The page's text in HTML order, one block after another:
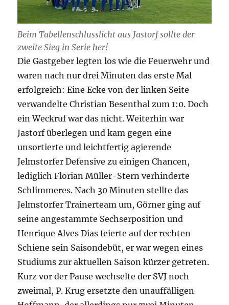
Beim Tabellenschlusslicht aus Jastorf sollte der
zweite Sieg in Serie her!
Die Gastgeber legten los wie die Feuerwehr und
waren nach nur drei Minuten das erste Mal
erfolgreich: Eine Ecke von der linken Seite
verwandelte Christian Besenthal zum 1:0. Doch
ein Weckruf war das nicht. Weiterhin war
Jastorf überlegen und kam gegen eine
unsortierte und leichtfertig agierende
Jelmstorfer Defensive zu einigen Chancen,
lediglich Florian Müller-Stern verhinderte
Schlimmeres. Nach 30 Minuten stellte das
Jelmstorfer Trainerteam um, Görner ging auf
seine angestammte Sechserposition und
Henrique Alves Dias feierte auf der rechten
Schiene sein Saisondebüt, er war wegen eines
Studiums zur aktuellen Saison kürzer getreten.
Kurz vor der Pause wechselte der SVJ noch
zweimal, P. Krug ersetzte den unauffälligen